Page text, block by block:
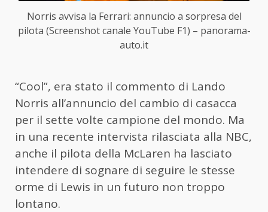
Norris avvisa la Ferrari: annuncio a sorpresa del
pilota (Screenshot canale YouTube F1) – panorama-
auto.it
“Cool”, era stato il commento di Lando
Norris all’annuncio del cambio di casacca
per il sette volte campione del mondo. Ma
in una recente intervista rilasciata alla NBC,
anche il pilota della McLaren ha lasciato
intendere di sognare di seguire le stesse
orme di Lewis in un futuro non troppo
lontano.